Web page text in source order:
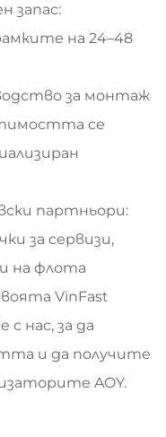
запас:
на 24–48
за монтаж
се
партньори:
за сервизи,
на флота
VinFast
нас, за да
и да получите
AOY.